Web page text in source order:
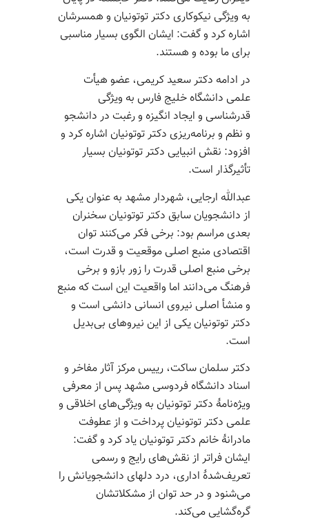
به ویژگی نیکوکاری دکتر توتونیان و همسرشان
اشاره کرد و گفت: ایشان الگوی بسیار مناسبی
برای ما بوده و هستند.
در ادامه دکتر سعید کریمی، عضو هیأت
علمی دانشگاه خلیج فارس به ویژگی
قدرشناسی و ایجاد انگیزه و رغبت در دانشجو
و نظم و برنامه‌ریزی دکتر توتونیان اشاره کرد و
افزود: نقش انبیایی دکتر توتونیان بسیار
تأثیرگذار است.
عبدالله ارجایی، شهردار مشهد به عنوان یکی
از دانشجویان سابق دکتر توتونیان سخنران
بعدی مراسم بود: برخی فکر می‌کنند توان
اقتصادی منبع اصلی موقعیت و قدرت است،
برخی منبع اصلی قدرت را زور بازو و برخی
فرهنگ می‌دانند اما واقعیت این است که منبع
و منشأ اصلی نیروی انسانی دانشی است و
دکتر توتونیان یکی از این نیروهای بی‌بدیل
است.
دکتر سلمان ساکت، رییس مرکز آثار مفاخر و
اسناد دانشگاه فردوسی مشهد پس از معرفی
ویژه‌نامۀ دکتر توتونیان به ویژگی‌های اخلاقی و
علمی دکتر توتونیان پرداخت و از عطوفت
مادرانۀ خانم دکتر توتونیان یاد کرد و گفت:
ایشان فراتر از نقش‌های رایج و رسمی
تعریف‌شدۀ اداری، درد دلهای دانشجویانش را
می‌شنود و در حد توان از مشکلاتشان
گره‌گشایی می‌کند.